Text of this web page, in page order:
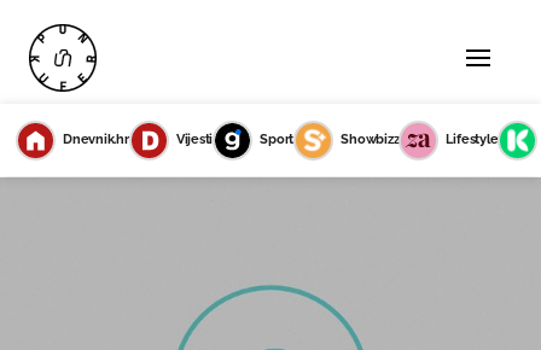
Dnevnik.hr Vijesti Sport Showbizz Lifestyle